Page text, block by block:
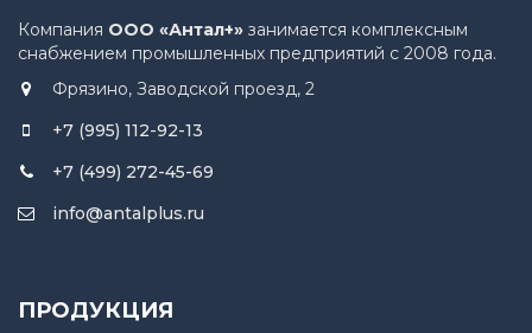
Компания ООО «Антал+» занимается комплексным
снабжением промышленных предприятий с 2008 года.
Фрязино, Заводской проезд, 2
+7 (995) 112-92-13
+7 (499) 272-45-69
info@antalplus.ru
ПРОДУКЦИЯ